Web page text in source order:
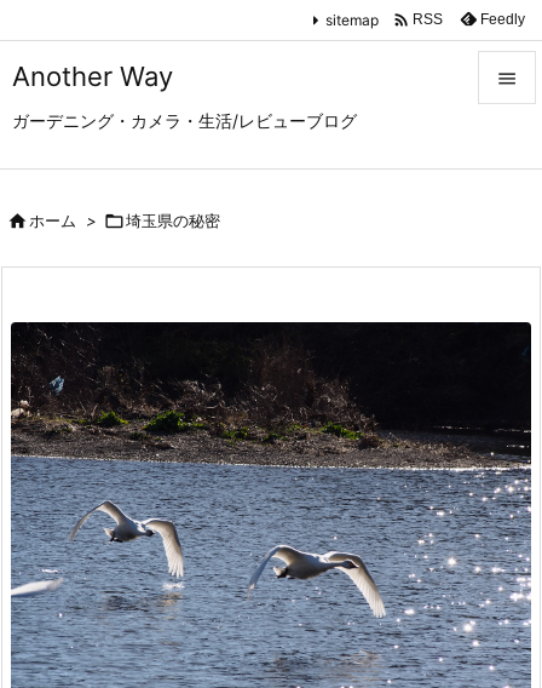
Another Way
ガーデニング・カメラ・生活/レビューブログ


sitemap  RSS Feedly
ホーム > 埼玉県の秘密